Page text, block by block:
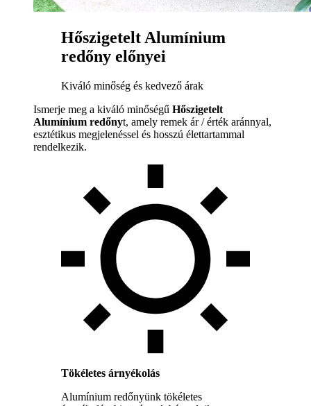
Hőszigetelt Alumínium
redőny előnyei
Kiváló minőség és kedvező árak
Ismerje meg a kiváló minőségű Hőszigetelt
Alumínium redőnyt, amely remek ár / érték aránnyal,
esztétikus megjelenéssel és hosszú élettartammal
rendelkezik.
Tökéletes árnyékolás
Alumínium redőnyünk tökéletes